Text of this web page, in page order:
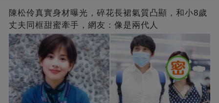
陳松伶真實身材曝光，碎花長裙氣質凸顯，和小8歲
丈夫同框甜蜜牽手，網友：像是兩代人